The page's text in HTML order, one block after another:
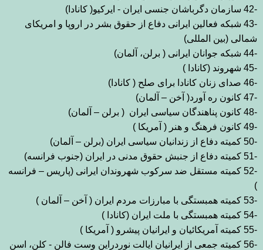
-42
سازمان دگرباشان جنسی ایران - ایرکیو( کانادا (
-43
شبکه فعالین ایرانی دفاع از حقوق بشر در اروپا و امریکای
شمالی (بین المللی(
-44
شبکه جوانان ایرانی ( برلن، آلمان(
-45
شهروند (کانادا )
-46
صدای زنان کانادا برای صلح ) کانادا (
-47
کانون ره آورد( آخن – آلمان(
-48
کانون پناهندگان سیاسی ایران ( برلن – آلمان(
-49
کانون فرهنگ و هنر ( آمریکا )
-50
کمیته دفاع از زندانیان سیاسی ایران (برلن – آلمان(
-51
کمیته دفاع از جنبش حقوق مدنی در ایران (جنوب فرانسه(
-52
کمیته مستقل ضد سرکوب شهروندان ایرانی (پاریس – فرانسه
)
-53
کمیته همبستگی با مبارزات مردم ایران ( آخن – آلمان )
-54
کمیته همبستگی با ملت ایران (کانادا )
-55
کمیته آمریکائیان و ایرانیان پیشرو ( آمریکا )
-56
کمیته جمعی از ایرانیان ایالت نوردراین وست فالن - کلن، اسن